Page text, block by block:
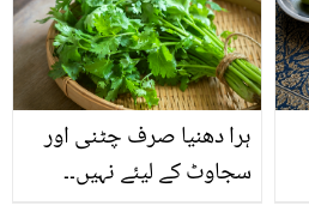
ہرا دھنیا صرف چٹنی اور
سجاوٹ کے لیئے نہیں۔۔